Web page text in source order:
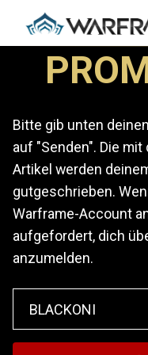
Bitte gib unten
auf "Senden". Die
Artikel werden
gutgeschrieben.
Warframe-Account
aufgefordert, dich
anzumelden.